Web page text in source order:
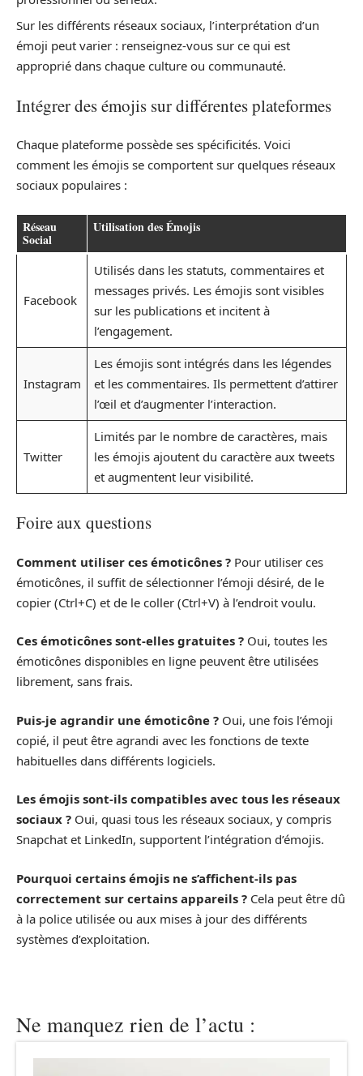
Sur les différents réseaux sociaux, l’interprétation d’un
émoji peut varier : renseignez-vous sur ce qui est
approprié dans chaque culture ou communauté.
Intégrer des émojis sur différentes plateformes
Chaque plateforme possède ses spécificités. Voici
comment les émojis se comportent sur quelques réseaux
sociaux populaires :
Réseau
Social
Utilisation des Émojis
Facebook
Utilisés dans les statuts, commentaires et
messages privés. Les émojis sont visibles
sur les publications et incitent à
l’engagement.
Instagram
Les émojis sont intégrés dans les légendes
et les commentaires. Ils permettent d’attirer
l’œil et d’augmenter l’interaction.
Twitter
Limités par le nombre de caractères, mais
les émojis ajoutent du caractère aux tweets
et augmentent leur visibilité.
Foire aux questions
Comment utiliser ces émoticônes ? Pour utiliser ces
émoticônes, il suffit de sélectionner l’émoji désiré, de le
copier (Ctrl+C) et de le coller (Ctrl+V) à l’endroit voulu.
Ces émoticônes sont-elles gratuites ? Oui, toutes les
émoticônes disponibles en ligne peuvent être utilisées
librement, sans frais.
Puis-je agrandir une émoticône ? Oui, une fois l’émoji
copié, il peut être agrandi avec les fonctions de texte
habituelles dans différents logiciels.
Les émojis sont-ils compatibles avec tous les réseaux
sociaux ? Oui, quasi tous les réseaux sociaux, y compris
Snapchat et LinkedIn, supportent l’intégration d’émojis.
Pourquoi certains émojis ne s’affichent-ils pas
correctement sur certains appareils ? Cela peut être dû
à la police utilisée ou aux mises à jour des différents
systèmes d’exploitation.
Ne manquez rien de l’actu :